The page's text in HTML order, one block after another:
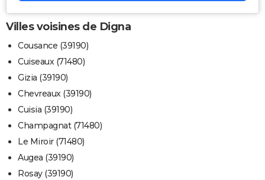
Villes voisines de Digna
Cousance (39190)
Cuiseaux (71480)
Gizia (39190)
Chevreaux (39190)
Cuisia (39190)
Champagnat (71480)
Le Miroir (71480)
Augea (39190)
Rosay (39190)